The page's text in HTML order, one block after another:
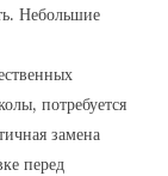
Небольшие
потребуется
замена
перед